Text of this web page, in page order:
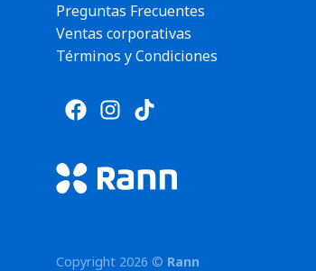
Preguntas Frecuentes
Ventas corporativas
Términos y Condiciones
Copyright 2026 © Rann